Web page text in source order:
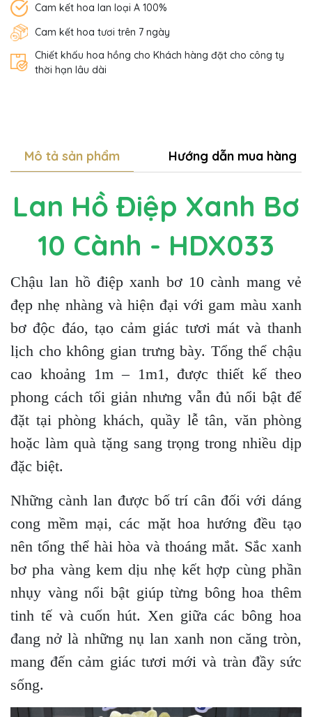
Cam kết hoa lan loại A 100%
Cam kết hoa tươi trên 7 ngày
Chiết khấu hoa hồng cho Khách hàng đặt cho công ty
thời hạn lâu dài
Mô tả sản phẩm Hướng dẫn mua hàng
Lan Hồ Điệp Xanh Bơ
10 Cành - HDX033
Chậu lan hồ điệp xanh bơ 10 cành mang vẻ
đẹp nhẹ nhàng và hiện đại với gam màu xanh
bơ độc đáo, tạo cảm giác tươi mát và thanh
lịch cho không gian trưng bày. Tổng thể chậu
cao khoảng 1m – 1m1, được thiết kế theo
phong cách tối giản nhưng vẫn đủ nổi bật để
đặt tại phòng khách, quầy lễ tân, văn phòng
hoặc làm quà tặng sang trọng trong nhiều dịp
đặc biệt.
Những cành lan được bố trí cân đối với dáng
cong mềm mại, các mặt hoa hướng đều tạo
nên tổng thể hài hòa và thoáng mắt. Sắc xanh
bơ pha vàng kem dịu nhẹ kết hợp cùng phần
nhụy vàng nổi bật giúp từng bông hoa thêm
tinh tế và cuốn hút. Xen giữa các bông hoa
đang nở là những nụ lan xanh non căng tròn,
mang đến cảm giác tươi mới và tràn đầy sức
sống.